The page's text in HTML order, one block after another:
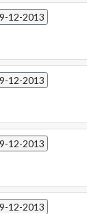
12-2013
12-2013
12-2013
12-2013